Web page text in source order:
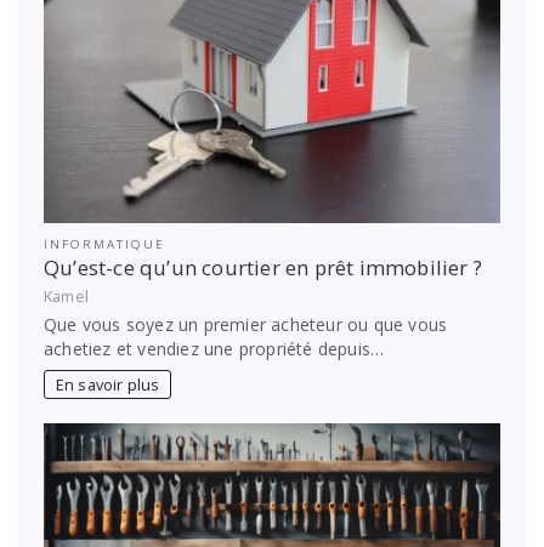
INFORMATIQUE
Qu’est-ce qu’un courtier en prêt immobilier ?
Kamel
Que vous soyez un premier acheteur ou que vous
achetiez et vendiez une propriété depuis…
En savoir plus